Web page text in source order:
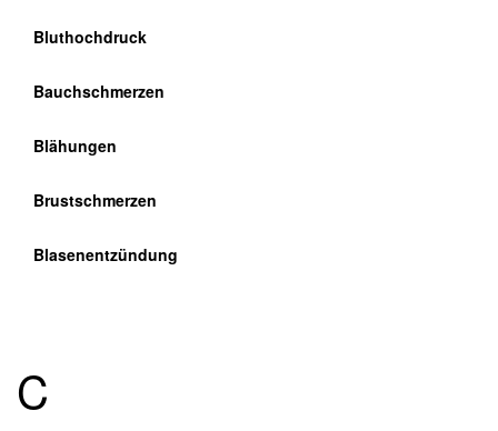
Bluthochdruck
Bauchschmerzen
Blähungen
Brustschmerzen
Blasenentzündung
C